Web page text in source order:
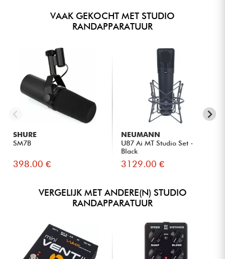
VAAK GEKOCHT MET STUDIO
RANDAPPARATUUR
SHURE
SM7B
398.00 €
NEUMANN
U87 Ai MT Studio Set -
Black
3129.00 €
VERGELIJK MET ANDERE(N) STUDIO
RANDAPPARATUUR